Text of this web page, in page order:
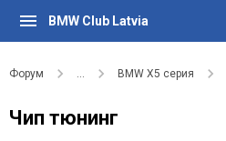
BMW Club Latvia
Форум ... BMW X5 серия
Чип тюнинг